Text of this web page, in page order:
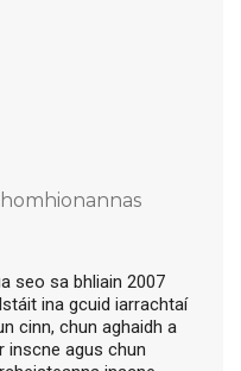
seo sa bhliain 2007
ina gcuid iarrachtaí
cinn, chun aghaidh a
inscne agus chun